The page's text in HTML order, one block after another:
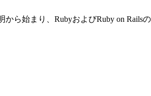
ら始まり、RubyおよびRuby on Rails